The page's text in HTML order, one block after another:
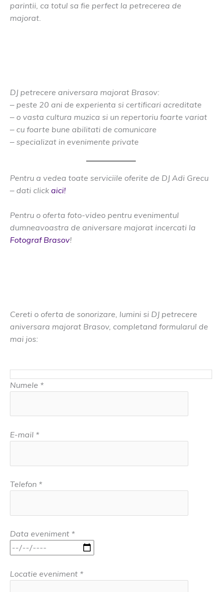
parintii, ca totul sa fie perfect la petrecerea de
majorat.
DJ petrecere aniversara majorat Brasov:
– peste 20 ani de experienta si certificari acreditate
– o vasta cultura muzica si un repertoriu foarte variat
– cu foarte bune abilitati de comunicare
– specializat in evenimente private
Pentru a vedea toate serviciile oferite de DJ Adi Grecu
– dati click aici!
Pentru o oferta foto-video pentru evenimentul
dumneavoastra de aniversare majorat incercati la
Fotograf Brasov!
Cereti o oferta de sonorizare, lumini si DJ petrecere
aniversara majorat Brasov, completand formularul de
mai jos:
Numele *
E-mail *
Telefon *
Data eveniment *
Locatie eveniment *